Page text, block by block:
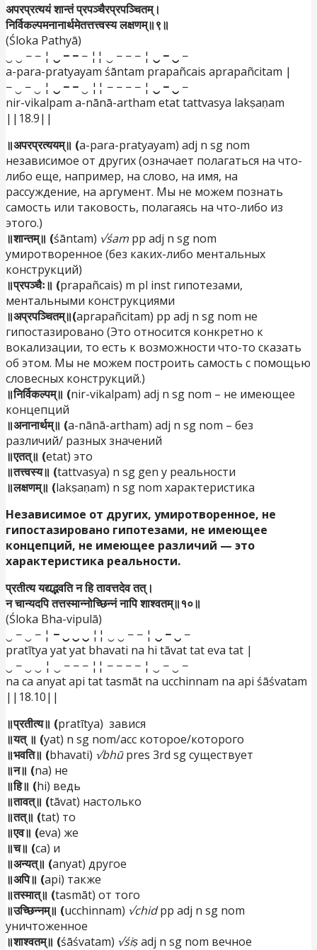
अपरप्रत्ययं शान्तं प्रपञ्चैरप्रपञ्चितम्।
निर्विकल्पमनानार्थमेतत्तत्त्वस्य लक्षणम्॥९॥
(Śloka Pathyā)
‿ ‿ − − ¦ ‿ − − − ¦¦ ‿ − − − ¦ ‿ − ‿ −
a-para-pratyayam śāntam prapañcais aprapañcitam |
− ‿ − ‿ ¦ ‿ − − ‿ ¦¦ − − − − ¦ ‿ − ‿ −
nir-vikalpam a-nānā-artham etat tattvasya lakṣaṇam
||18.9||
॥अपरप्रत्ययम्॥ (a-para-pratyayam) adj n sg nom
независимое от других (означает полагаться на что-
либо еще, например, на слово, на имя, на
рассуждение, на аргумент. Мы не можем познать
самость или таковость, полагаясь на что-либо из
этого.)
॥शान्तम्॥ (śāntam) √śam pp adj n sg nom
умиротворенное (без каких-либо ментальных
конструкций)
॥प्रपञ्चैः॥ (prapañcais) m pl inst гипотезами,
ментальными конструкциями
॥अप्रपञ्चितम्॥(aprapañcitam) pp adj n sg nom не
гипостазировано (Это относится конкретно к
вокализации, то есть к возможности что-то сказать
об этом. Мы не можем построить самость с помощью
словесных конструкций.)
॥निर्विकल्पम्॥ (nir-vikalpam) adj n sg nom – не имеющее
концепций
॥अनानार्थम्॥ (a-nānā-artham) adj n sg nom – без
различий/ разных значений
॥एतत्॥ (etat) это
॥तत्त्वस्य॥ (tattvasya) n sg gen у реальности
॥लक्षणम्॥ (lakṣaṇam) n sg nom характеристика
Независимое от других, умиротворенное, не
гипостазировано гипотезами, не имеющее
концепций, не имеющее различий — это
характеристика реальности.
प्रतीत्य यद्यद्भवति न हि तावत्तदेव तत्।
न चान्यदपि तत्तस्मान्नोच्छिन्नं नापि शाश्वतम्॥१०॥
(Śloka Bha-vipulā)
‿ − ‿ − ¦ − ‿ ‿ ‿ ¦¦ ‿ ‿ − − ¦ ‿ − ‿ −
pratītya yat yat bhavati na hi tāvat tat eva tat |
‿ − ‿ ‿ ¦ ‿ − − − ¦¦ − − − − ¦ ‿ − ‿ −
na ca anyat api tat tasmāt na ucchinnam na api śāśvatam
||18.10||
॥प्रतीत्य॥ (pratītya) завися
॥यत् ॥ (yat) n sg nom/acc которое/которого
॥भवति॥ (bhavati) √bhūpres 3rd sg существует
॥न॥ (na) не
॥हि॥ (hi) ведь
॥तावत्॥ (tāvat) настолько
॥तत्॥ (tat) то
॥एव॥ (eva) же
॥च॥ (ca) и
॥अन्यत्॥ (anyat) другое
॥अपि॥ (api) также
॥तस्मात्॥ (tasmāt) от того
॥उच्छिन्नम्॥ (ucchinnam) √chidpp adj n sg nom
уничтоженное
॥शाश्वतम्॥ (śāśvatam) √śiṣadj n sg nom вечное